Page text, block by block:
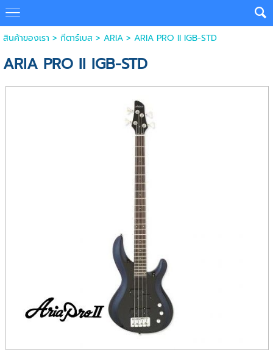
สินค้าของเรา > กีตาร์เบส> ARIA> ARIA PRO II IGB-STD
ARIA PRO II IGB-STD